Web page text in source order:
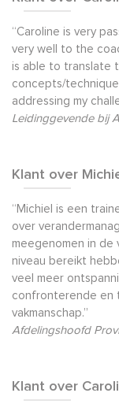
“Caroline is very
very well to the
is able to translate
concepts/
addressing my
Leidinggevende bij
Klant over
“Michiel is een
over
meegenomen in de
niveau bereikt
veel meer
confronterende en
vakmanschap.”
Afdelingshoofd
Klant over